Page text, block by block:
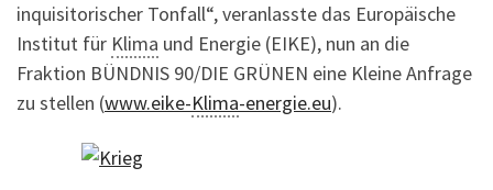
inquisitorischer Tonfall“, veranlasste das Europäische
Institut für Klima und Energie (EIKE), nun an die
Fraktion BÜNDNIS 90/DIE GRÜNEN eine Kleine Anfrage
zu stellen (www.eike-Klima-energie.eu).